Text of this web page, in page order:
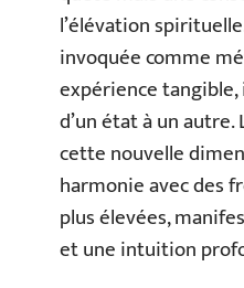
l’élévation
invoquée comme
expérience
d’un état à un
cette nouvelle
harmonie avec des
plus élevées,
et une intuition